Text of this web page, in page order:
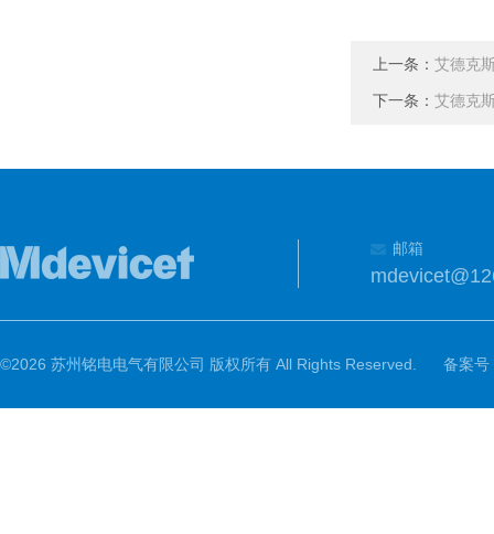
上一条： 艾德克
下一条： 艾德克
邮箱
©2026 苏州铭电电气有限公司 版权所有 All Rights Reserved. 备案号